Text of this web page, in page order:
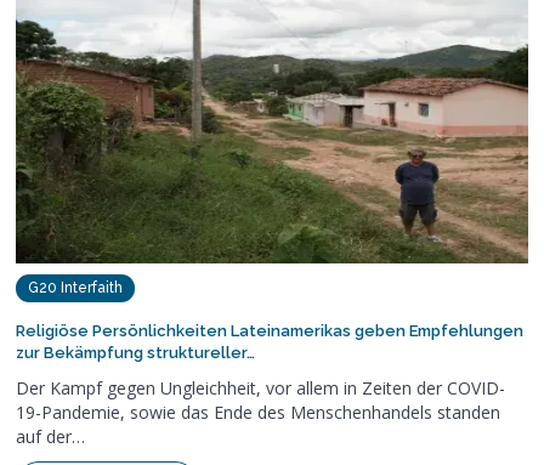
G20 Interfaith
Religiöse Persönlichkeiten Lateinamerikas geben Empfehlungen
zur Bekämpfung struktureller…
Der Kampf gegen Ungleichheit, vor allem in Zeiten der COVID-
19-Pandemie, sowie das Ende des Menschenhandels standen
auf der…